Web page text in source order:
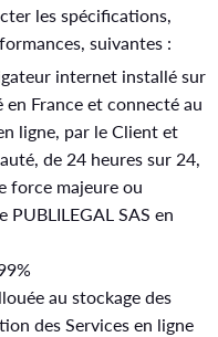
les spécifications,
suivantes :
internet installé sur
France et connecté au
ligne, par le Client et
de 24 heures sur 24,
force majeure ou
SAS en
au stockage des
des Services en ligne